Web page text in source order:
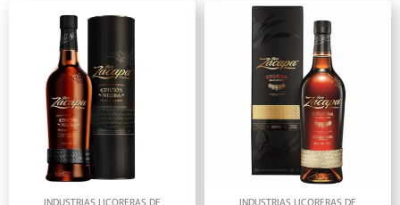
INDUSTRIAS LICORERAS DE
INDUSTRIAS LICORERAS DE